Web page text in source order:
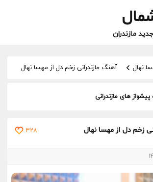
مازندران
نهال آهنگ مازندرانی زخم دل از مهسا نهال
های مازندرانی
زخم دل از مهسا نهال 328